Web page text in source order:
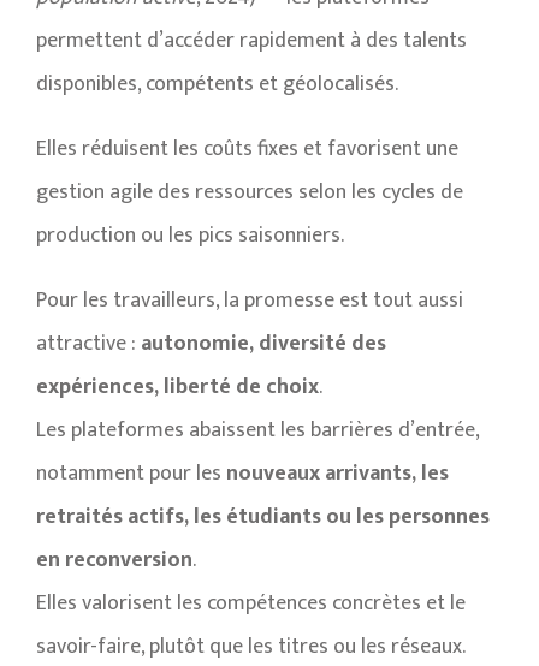
permettent d’accéder rapidement à des talents
disponibles, compétents et géolocalisés.
Elles réduisent les coûts fixes et favorisent une
gestion agile des ressources selon les cycles de
production ou les pics saisonniers.
Pour les travailleurs, la promesse est tout aussi
attractive : autonomie, diversité des
expériences, liberté de choix.
Les plateformes abaissent les barrières d’entrée,
notamment pour les nouveaux arrivants, les
retraités actifs, les étudiants ou les personnes
en reconversion.
Elles valorisent les compétences concrètes et le
savoir-faire, plutôt que les titres ou les réseaux.